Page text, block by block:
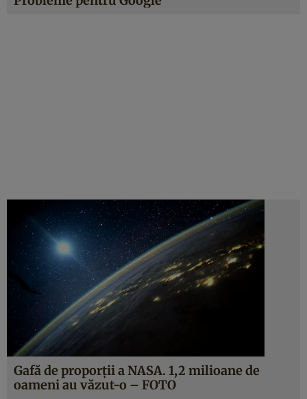
Gafă de proporţii a NASA. 1,2 milioane de
oameni au văzut-o – FOTO